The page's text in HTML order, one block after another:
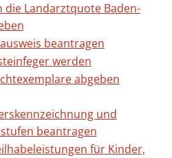
die Landarztquote Baden-
beantragen
werden
abgeben
und
beantragen
für Kinder,